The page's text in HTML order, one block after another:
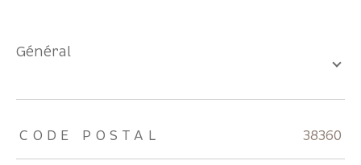
général
TRAD_ZEPHYR_Caracteristique TRAD_ZEPHYR_Valeurs
CODE POSTAL 38360